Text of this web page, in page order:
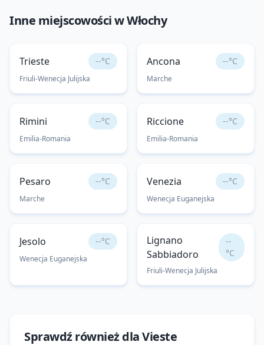
Inne miejscowości wWłochy
Trieste --°C
Friuli-Wenecja Julijska
Ancona --°C
Marche
Rimini --°C
Emilia-Romania
Riccione --°C
Emilia-Romania
Pesaro --°C
Marche
Venezia --°C
Wenecja Euganejska
Jesolo --°C
Wenecja Euganejska
Lignano
Sabbiadoro
--
°C
Friuli-Wenecja Julijska
Sprawdź również dlaVieste